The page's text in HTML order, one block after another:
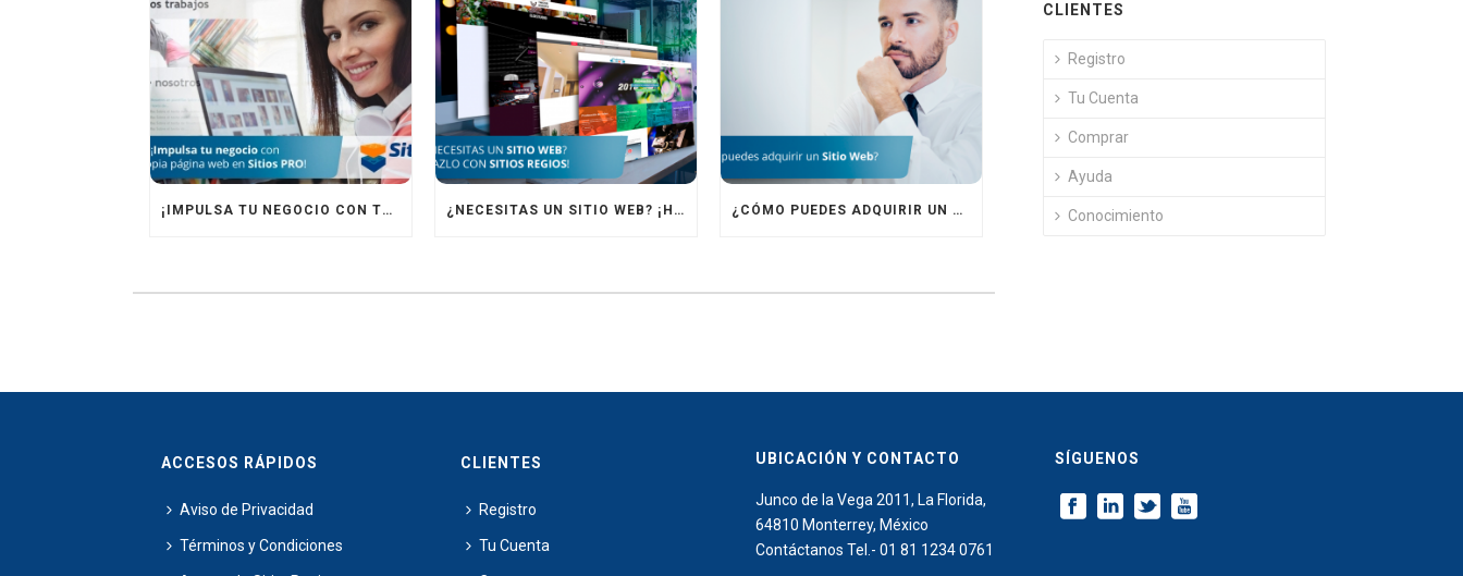
¡IMPULSA TU NEGOCIO CON TU PROPIA PÁGINA WEB EN SITIOS PRO! ¿NECESITAS UN SITIO WEB? ¡HAZLO CON SITIOS REGIOS! ¿CÓMO PUEDES ADQUIRIR UN SITIO WEB?
CLIENTES
Registro
Tu Cuenta
Comprar
Ayuda
Conocimiento
ACCESOS RÁPIDOS
Aviso de Privacidad
Términos y Condiciones
CLIENTES
Registro
Tu Cuenta
UBICACIÓN Y CONTACTO
Junco de la Vega 2011, La Florida,
64810 Monterrey, México
Contáctanos Tel.- 01 81 1234 0761
SÍGUENOS